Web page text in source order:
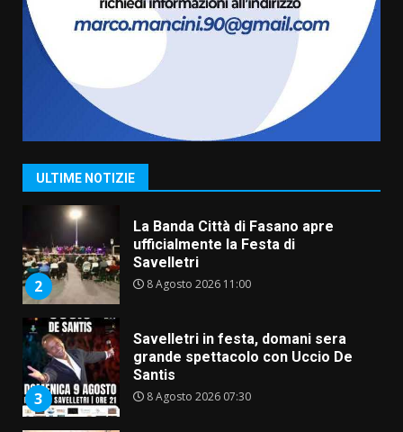
ULTIME NOTIZIE
Fasanese ferito a colpi di arma
da fuoco
6 Agosto 2026 18:13
1
Serie D, l’Us Fasano non molla e
conferma di voler ricorrere per
2
La Banda Città di Fasano apre
ufficialmente la Festa di
Savelletri
8 Agosto 2026 11:00
3
Savelletri in festa, domani sera
grande spettacolo con Uccio De
Santis
8 Agosto 2026 07:30